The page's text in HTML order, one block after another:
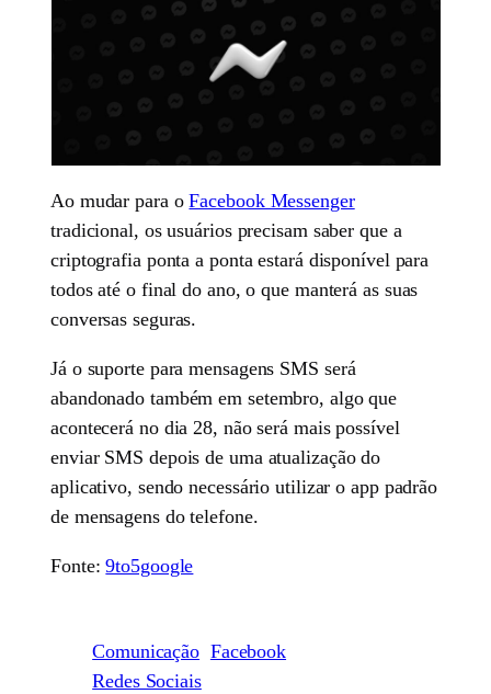
Ao mudar para oFacebook Messenger
tradicional, os usuários precisam saber que a
criptografia ponta a ponta estará disponível para
todos até o final do ano, o que manterá as suas
conversas seguras.
Já o suporte para mensagens SMS será
abandonado também em setembro, algo que
acontecerá no dia 28, não será mais possível
enviar SMS depois de uma atualização do
aplicativo, sendo necessário utilizar o app padrão
de mensagens do telefone.
Fonte:9to5google
Comunicação Facebook
Redes Sociais